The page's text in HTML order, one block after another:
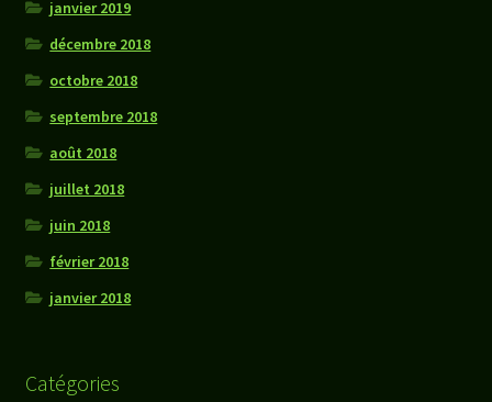
janvier 2019
décembre 2018
octobre 2018
septembre 2018
août 2018
juillet 2018
juin 2018
février 2018
janvier 2018
Catégories